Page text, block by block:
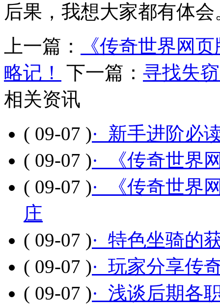
后果，我想大家都有体会
上一篇：
《传奇世界网
略记！
下一篇： 寻找失
相关资讯
( 09-07 )· 新手进阶必
( 09-07 )· 《传奇世界
( 09-07 )· 《传奇世界
庄
( 09-07 )· 特色坐骑的
( 09-07 )· 玩家分享传
( 09-07 )· 浅谈后期各